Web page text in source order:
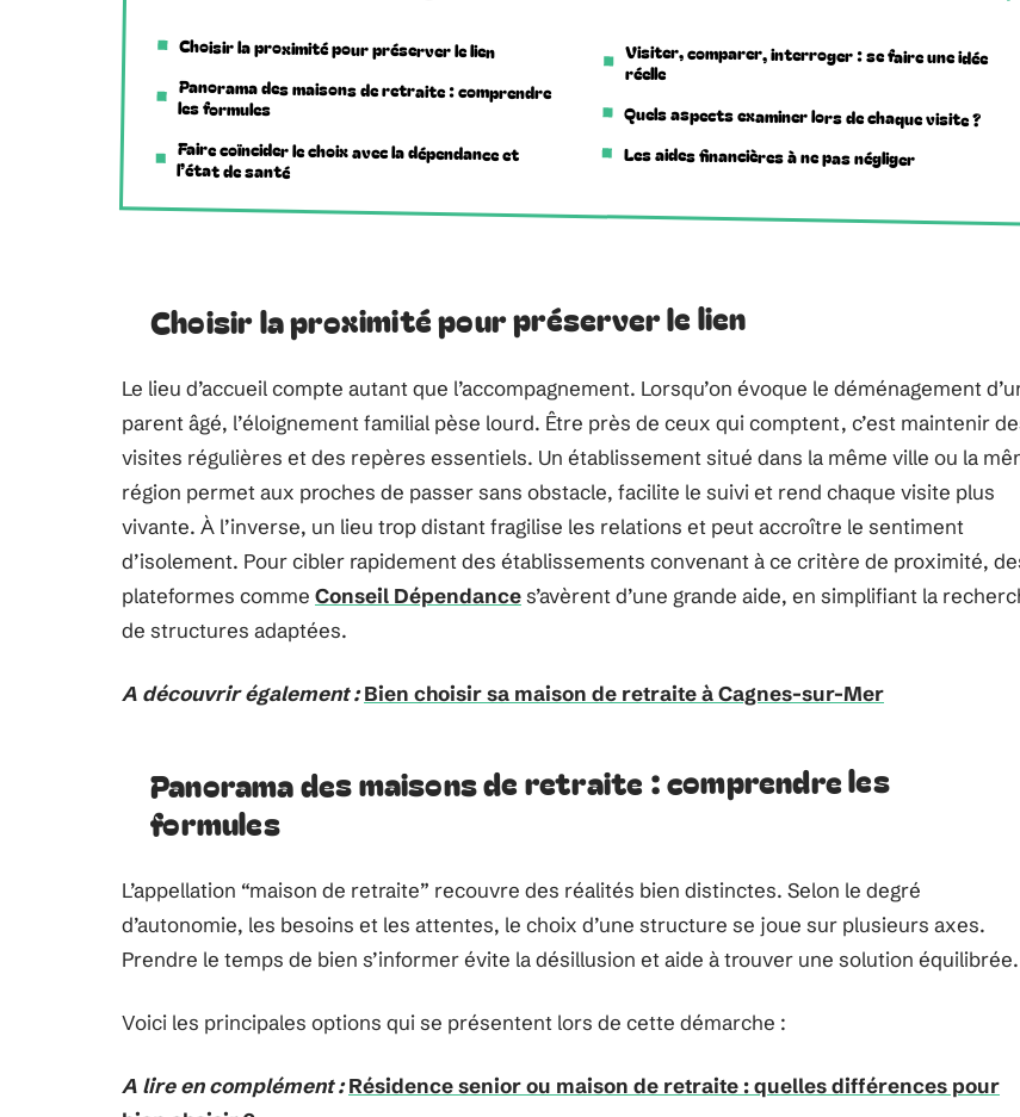
Choisir la proximité pour préserver le lien
Panorama des maisons de retraite : comprendre
les formules
Faire coïncider le choix avec la dépendance et
l’état de santé
Visiter, comparer, interroger : se faire une idée
réelle
Quels aspects examiner lors de chaque visite ?
Les aides financières à ne pas négliger
Choisir la proximité pour préserver le lien
Le lieu d’accueil compte autant que l’accompagnement. Lorsqu’on évoque le déménagement
parent âgé, l’éloignement familial pèse lourd. Être près de ceux qui comptent, c’est maintenir
visites régulières et des repères essentiels. Un établissement situé dans la même ville ou la
région permet aux proches de passer sans obstacle, facilite le suivi et rend chaque visite plus
vivante. À l’inverse, un lieu trop distant fragilise les relations et peut accroître le sentiment
d’isolement. Pour cibler rapidement des établissements convenant à ce critère de proximité,
plateformes comme Conseil Dépendances’avèrent d’une grande aide, en simplifiant la
de structures adaptées.
A découvrir également : Bien choisir sa maison de retraite à Cagnes-sur-Mer
Panorama des maisons de retraite : comprendre les
formules
L’appellation “maison de retraite” recouvre des réalités bien distinctes. Selon le degré
d’autonomie, les besoins et les attentes, le choix d’une structure se joue sur plusieurs axes.
Prendre le temps de bien s’informer évite la désillusion et aide à trouver une solution équilibrée.
Voici les principales options qui se présentent lors de cette démarche :
A lire en complément : Résidence senior ou maison de retraite : quelles différences pour